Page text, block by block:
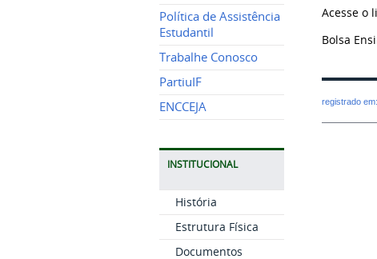
Política de Assistência
Estudantil
Trabalhe Conosco
PartiuIF
ENCCEJA
INSTITUCIONAL
História
Estrutura Física
Documentos
Acesse o
Bolsa
registrado em: